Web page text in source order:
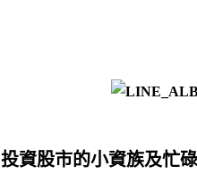
投資股市的小資族及忙